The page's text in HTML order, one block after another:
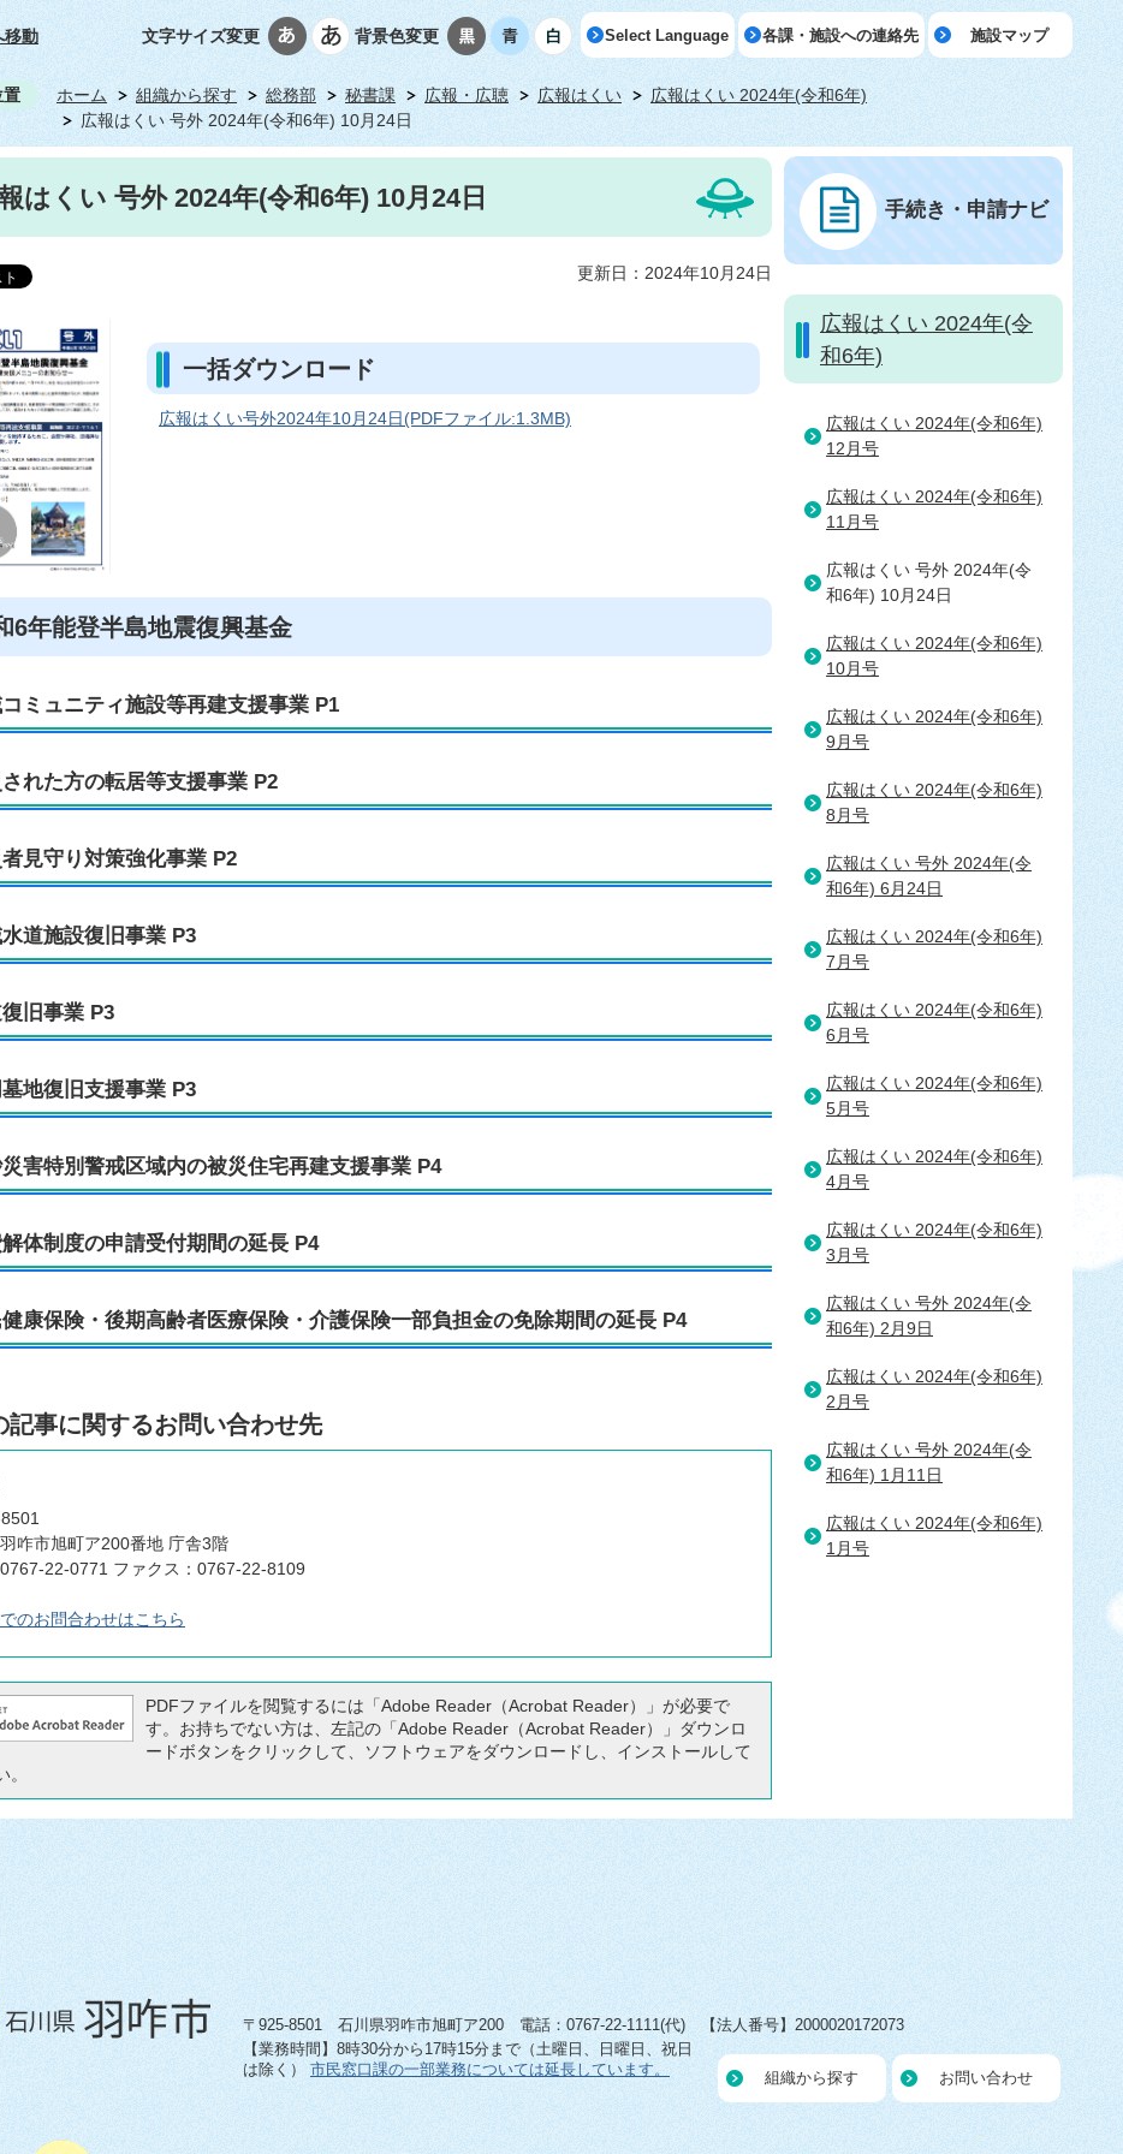
移動 文字サイズ変更 背景色変更 Select Language 各課・施設への連絡先 施設マップ
置 ホーム 組織から探す 総務部 秘書課 広報・広聴 広報はくい
広報はくい 2024年(令和6年)
広報はくい 号外 2024年(令和6年) 10月24日
はくい 号外 2024年(令和6年) 10月24日
更新日：2024年10月24日
一括ダウンロード
広報はくい号外2024年10月24日(PDFファイル:1.3MB)
6年能登半島地震復興基金
ミュニティ施設等再建支援事業 P1
れた方の転居等支援事業 P2
見守り対策強化事業 P2
道施設復旧事業 P3
旧事業 P3
地復旧支援事業 P3
害特別警戒区域内の被災住宅再建支援事業 P4
体制度の申請受付期間の延長 P4
健康保険・後期高齢者医療保険・介護保険一部負担金の免除期間の延長 P4
記事に関するお問い合わせ先
咋市旭町ア200番地 庁舎3階
22-0771 ファクス：0767-22-8109
のお問合わせはこちら
PDFファイルを閲覧するには「Adobe Reader（Acrobat Reader）」が必要で
す。お持ちでない方は、左記の「Adobe Reader（Acrobat Reader）」ダウンロ
ードボタンをクリックして、ソフトウェアをダウンロードし、インストールして
。
手続き・申請ナビ
広報はくい 2024年(令
和6年)
広報はくい 2024年(令和6年)
12月号
広報はくい 2024年(令和6年)
11月号
広報はくい 号外 2024年(令
和6年) 10月24日
広報はくい 2024年(令和6年)
10月号
広報はくい 2024年(令和6年)
9月号
広報はくい 2024年(令和6年)
8月号
広報はくい 号外 2024年(令
和6年) 6月24日
広報はくい 2024年(令和6年)
7月号
広報はくい 2024年(令和6年)
6月号
広報はくい 2024年(令和6年)
5月号
広報はくい 2024年(令和6年)
4月号
広報はくい 2024年(令和6年)
3月号
広報はくい 号外 2024年(令
和6年) 2月9日
広報はくい 2024年(令和6年)
2月号
広報はくい 号外 2024年(令
和6年) 1月11日
広報はくい 2024年(令和6年)
1月号
〒925-8501 石川県羽咋市旭町ア200 電話：0767-22-1111(代) 【法人番号】2000020172073
【業務時間】8時30分から17時15分まで（土曜日、日曜日、祝日
は除く） 市民窓口課の一部業務については延長しています。 組織から探す お問い合わせ